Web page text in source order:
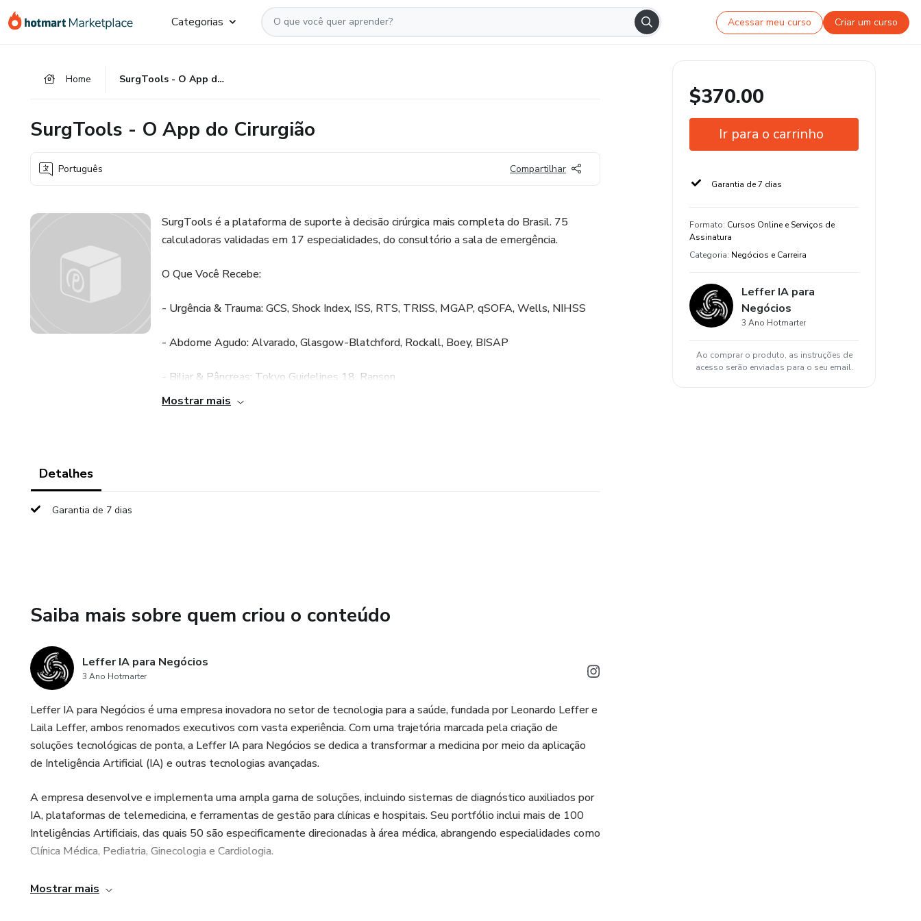
para
para
para
Categorias Acessar meu curso Criar um curso
Home SurgTools - O App do Cirurgião
SurgTools - O App do Cirurgião
Português Compartilhar
SurgTools é a plataforma de suporte à decisão cirúrgica mais completa do Brasil. 75
calculadoras validadas em 17 especialidades, do consultório a sala de emergência.
O Que Você Recebe:
- Urgência & Trauma: GCS, Shock Index, ISS, RTS, TRISS, MGAP, qSOFA, Wells, NIHSS
- Abdome Agudo: Alvarado, Glasgow-Blatchford, Rockall, Boey, BISAP
- Biliar & Pâncreas: Tokyo Guidelines 18, Ranson
- Vascular: ITB, Rutherford, Fontaine, Stanford
SurgAssistant - Assistente de IA com Gemini 2.0 que entende linguagem natural.
Descreva o caso ("paciente com dor em FID, febre e leucocitose") e receba sugestões de
calculadoras com score de confiança e triagem de urgência.
- Escala de Coma de Glasgow (GCS)
- qSOFA (sepse)
Mostrar mais
Detalhes
Garantia de 7 dias
Saiba mais sobre quem criou o conteúdo
Leffer IA para Negócios
3 Ano Hotmarter
Leffer IA para Negócios é uma empresa inovadora no setor de tecnologia para a saúde, fundada por Leonardo Leffer e
Laila Leffer, ambos renomados executivos com vasta experiência. Com uma trajetória marcada pela criação de
soluções tecnológicas de ponta, a Leffer IA para Negócios se dedica a transformar a medicina por meio da aplicação
de Inteligência Artificial (IA) e outras tecnologias avançadas.
A empresa desenvolve e implementa uma ampla gama de soluções, incluindo sistemas de diagnóstico auxiliados por
IA, plataformas de telemedicina, e ferramentas de gestão para clínicas e hospitais. Seu portfólio inclui mais de 100
Inteligências Artificiais, das quais 50 são especificamente direcionadas à área médica, abrangendo especialidades como
Clínica Médica, Pediatria, Ginecologia e Cardiologia.
Com um compromisso inabalável com a inovação e a excelência, a Leffer IA para Negócios tem impactado
Mostrar mais
$370.00
Ir para o carrinho
Garantia de 7 dias
Formato: Cursos Online e Serviços de
Assinatura
Categoria: Negócios e Carreira
Leffer IA para
Negócios
3 Ano Hotmarter
Ao comprar o produto, as instruções de
acesso serão enviadas para o seu email.